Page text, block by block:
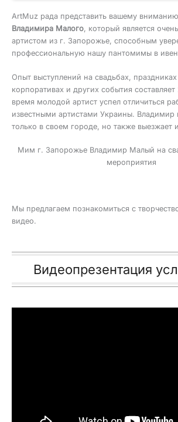
ArtMuz рада представить вашему
Владимира Малого, который является
артистом из г. Запорожье, способным
профессиональную нашу пантомимы в
Опыт выступлений на свадьбах, праздниках
корпоративах и других события составляет
время молодой артист успел отличиться
известными артистами Украины. Владимир
только в своем городе, но также выезжает
Мим г. Запорожье Владимир Малый на
мероприятия
Мы предлагаем познакомиться с
видео.
Видеопрезентация